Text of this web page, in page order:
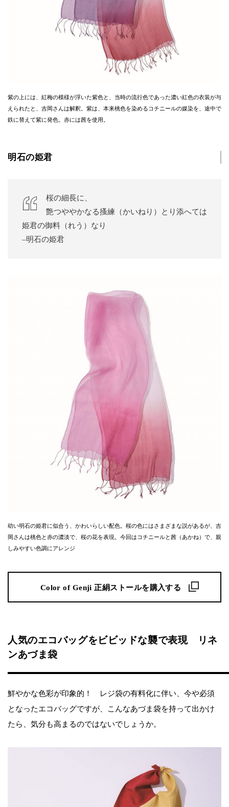
紫の上には、紅梅の模様が浮いた紫色と、当時の流行色であった濃い紅色の衣装が与
えられたと、吉岡さんは解釈。紫は、本来桃色を染めるコチニールの媒染を、途中で
鉄に替えて紫に発色。赤には茜を使用。
明石の姫君
桜の細長に、
艶つややかなる搔練（かいねり）とり添へては
姫君の御料（れう）なり
–明石の姫君
幼い明石の姫君に似合う、かわいらしい配色。桜の色にはさまざまな説があるが、吉
岡さんは桃色と赤の濃淡で、桜の花を表現。今回はコチニールと茜（あかね）で、親
しみやすい色調にアレンジ
Color of Genji 正絹ストールを購入する
人気のエコバッグをビビッドな襲で表現 リネ
ンあづま袋
鮮やかな色彩が印象的！ レジ袋の有料化に伴い、今や必須
となったエコバッグですが、こんなあづま袋を持って出かけ
たら、気分も高まるのではないでしょうか。